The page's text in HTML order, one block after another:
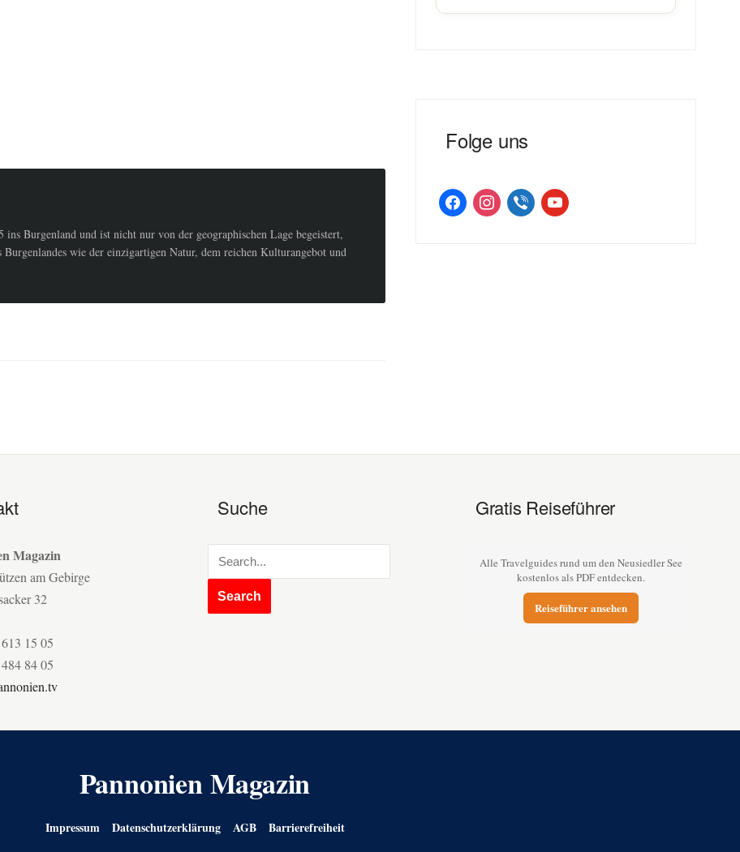
Burgenland und ist nicht nur von der geographischen Lage begeistert,
Burgenlandes wie der einzigartigen Natur, dem reichen Kulturangebot und
Folge uns
facebookinstagramviber youtube
Magazin
am Gebirge
32
15 05
84 05
Suche Gratis Reiseführer
Alle Travelguides rund um den Neusiedler See
kostenlos als PDF entdecken.
Reiseführer ansehen
Pannonien Magazin
Impressum Datenschutzerklärung AGB Barrierefreiheit